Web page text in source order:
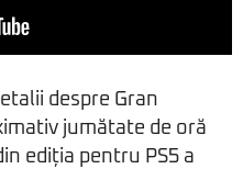
despre Gran
jumătate de oră
ediția pentru PS5 a